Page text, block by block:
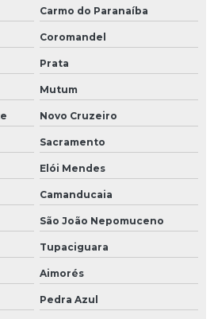
energética
sistema de fluido térmico
Carmo do Paranaíba
Coromandel
Prata
Mutum
Novo Cruzeiro
Sacramento
Elói Mendes
Camanducaia
São João Nepomuceno
Tupaciguara
Aimorés
Pedra Azul